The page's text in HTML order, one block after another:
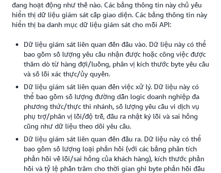
đang hoạt động như thế nào. Các bảng thông tin này chủ yếu
hiển thị dữ liệu giám sát cấp giao diện. Các bảng thông tin này
hiển thị ba danh mục dữ liệu giám sát cho mỗi API:
Dữ liệu giám sát liên quan đến đầu vào. Dữ liệu này có thể
bao gồm số lượng yêu cầu nhận được hoặc công việc được
thăm dò từ hàng đợi/luồng, phân vị kích thước byte yêu cầu
và số lỗi xác thực/ủy quyền.
Dữ liệu giám sát liên quan đến việc xử lý. Dữ liệu này có
thể bao gồm số lượng đường dẫn logic doanh nghiệp đa
phương thức/thực thi nhánh, số lượng yêu cầu vi dịch vụ
phụ trợ/phân vị lỗi/độ trễ, đầu ra nhật ký lỗi và sai hỏng
cũng như dữ liệu theo dõi yêu cầu.
Dữ liệu giám sát liên quan đến đầu ra. Dữ liệu này có thể
bao gồm số lượng loại phản hồi (với các bảng phân tích
phản hồi về lỗi/sai hỏng của khách hàng), kích thước phản
hồi và tỷ lệ phần trăm cho thời gian ghi byte phản hồi đầu